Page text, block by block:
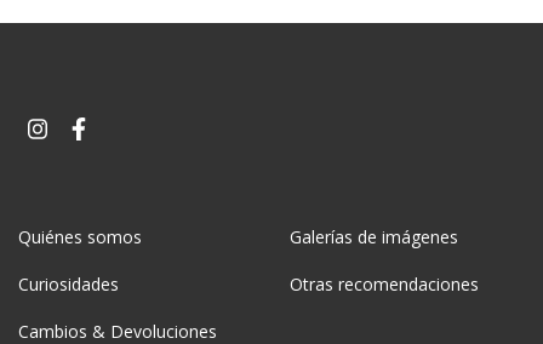
Quiénes somos Galerías de imágenes
Curiosidades Otras recomendaciones
Cambios & Devoluciones